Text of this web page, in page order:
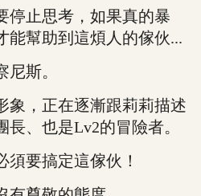
止思考，如果真的暴
能幫助到這煩人的傢伙...
斯。
，正在逐漸跟莉莉描述
、也是Lv2的冒險者。
要搞定這傢伙！